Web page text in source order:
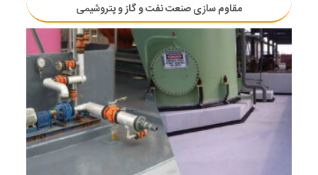
مقاوم سازی صنعت نفت و گاز و پتروشیمی